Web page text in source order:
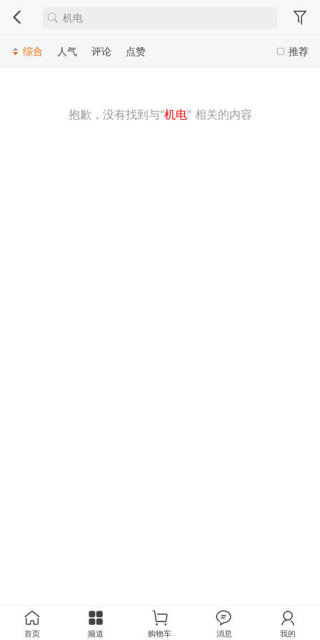
推荐
综合 人气 评论 点赞
抱歉，没有找到与“机电” 相关的内容
首页 频道 购物车 消息 我的